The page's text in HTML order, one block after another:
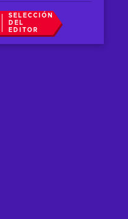
SELECCIÓN
DEL
EDITOR